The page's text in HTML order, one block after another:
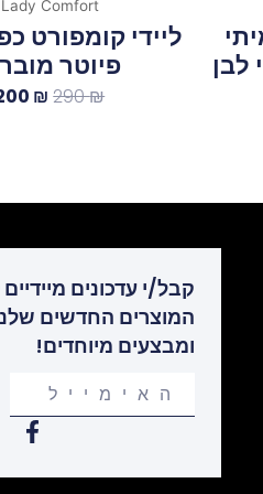
Lady Comfort
ליידי קומפורט
פיוטר
290₪
₪
קבל/י עדכונים
המוצרים החדשים
ומבצעים מיוחדים!
email
F
c